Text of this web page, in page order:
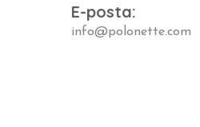
E-posta:
info@polonette.com